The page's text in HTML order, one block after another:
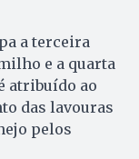
a terceira
e a quarta
atribuído ao
das lavouras
pelos